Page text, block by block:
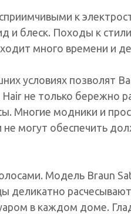
к
блеск. Походы к
много времени и
условиях позволят
не только бережно
Многие модники и
могут обеспечить
Модель Braun
деликатно
в каждом доме.